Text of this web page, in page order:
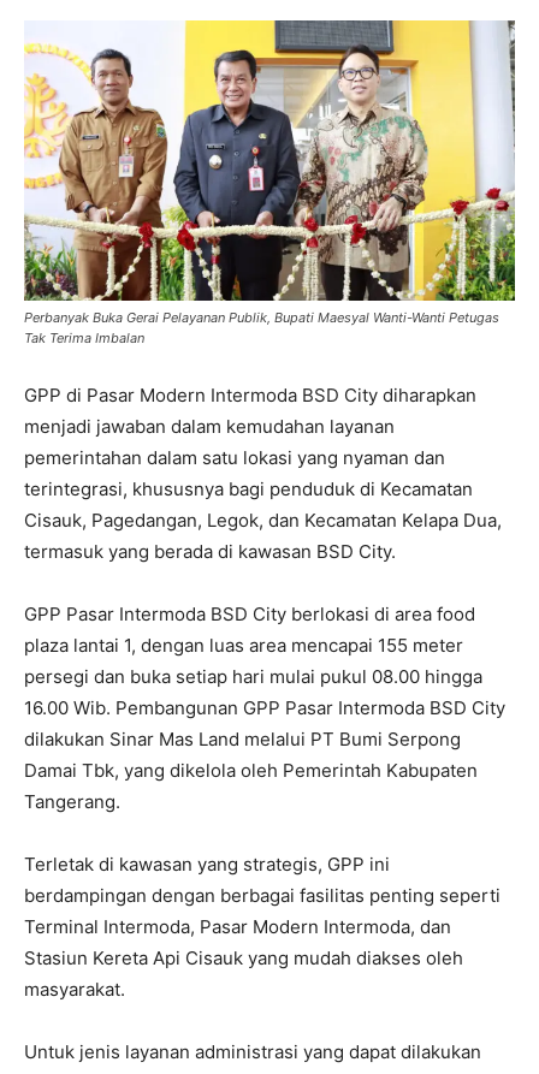
Perbanyak Buka Gerai Pelayanan Publik, Bupati Maesyal Wanti-Wanti Petugas
Tak Terima Imbalan
GPP di Pasar Modern Intermoda BSD City diharapkan
menjadi jawaban dalam kemudahan layanan
pemerintahan dalam satu lokasi yang nyaman dan
terintegrasi, khususnya bagi penduduk di Kecamatan
Cisauk, Pagedangan, Legok, dan Kecamatan Kelapa Dua,
termasuk yang berada di kawasan BSD City.
GPP Pasar Intermoda BSD City berlokasi di area food
plaza lantai 1, dengan luas area mencapai 155 meter
persegi dan buka setiap hari mulai pukul 08.00 hingga
16.00 Wib. Pembangunan GPP Pasar Intermoda BSD City
dilakukan Sinar Mas Land melalui PT Bumi Serpong
Damai Tbk, yang dikelola oleh Pemerintah Kabupaten
Tangerang.
Terletak di kawasan yang strategis, GPP ini
berdampingan dengan berbagai fasilitas penting seperti
Terminal Intermoda, Pasar Modern Intermoda, dan
Stasiun Kereta Api Cisauk yang mudah diakses oleh
masyarakat.
Untuk jenis layanan administrasi yang dapat dilakukan